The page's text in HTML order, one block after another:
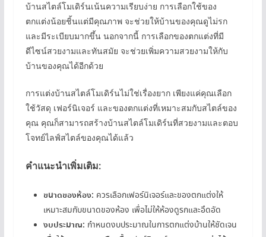
บ้านสไตล์โมเดิร์นเน้นความเรียบง่าย การเลือกใช้ของ
ตกแต่งน้อยชิ้นแต่มีคุณภาพ จะช่วยให้บ้านของคุณดูไม่รก
และมีระเบียบมากขึ้น นอกจากนี้ การเลือกของตกแต่งที่มี
ดีไซน์สวยงามและทันสมัย จะช่วยเพิ่มความสวยงามให้กับ
บ้านของคุณได้อีกด้วย
การแต่งบ้านสไตล์โมเดิร์นไม่ใช่เรื่องยาก เพียงแค่คุณเลือก
ใช้วัสดุ เฟอร์นิเจอร์ และของตกแต่งที่เหมาะสมกับสไตล์ของ
คุณ คุณก็สามารถสร้างบ้านสไตล์โมเดิร์นที่สวยงามและตอบ
โจทย์ไลฟ์สไตล์ของคุณได้แล้ว
คำแนะนำเพิ่มเติม:
ขนาดของห้อง: ควรเลือกเฟอร์นิเจอร์และของตกแต่งให้
เหมาะสมกับขนาดของห้อง เพื่อไม่ให้ห้องดูรกและอึดอัด
งบประมาณ: กำหนดงบประมาณในการตกแต่งบ้านให้ชัดเจน